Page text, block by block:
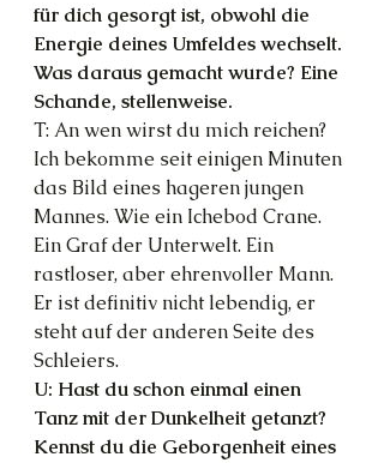
für dich gesorgt ist, obwohl die
Energie deines Umfeldes wechselt.
Was daraus gemacht wurde? Eine
Schande, stellenweise.
T: An wen wirst du mich reichen?
Ich bekomme seit einigen Minuten
das Bild eines hageren jungen
Mannes. Wie ein Ichebod Crane.
Ein Graf der Unterwelt. Ein
rastloser, aber ehrenvoller Mann.
Er ist definitiv nicht lebendig, er
steht auf der anderen Seite des
Schleiers.
U: Hast du schon einmal einen
Tanz mit der Dunkelheit getanzt?
Kennst du die Geborgenheit eines